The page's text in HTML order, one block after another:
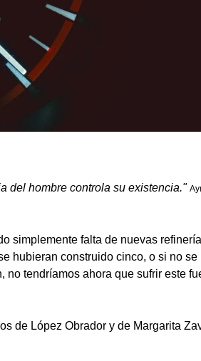
del hombre controla su existencia."
simplemente falta de nuevas
hubieran construido cinco, o si no se
tendríamos ahora que sufrir este
de López Obrador y de Margarita